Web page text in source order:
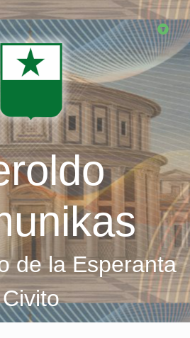
de la Esperanta
Civito